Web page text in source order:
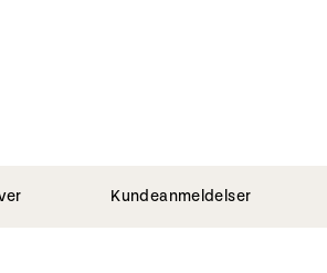
Kundeanmeldelser